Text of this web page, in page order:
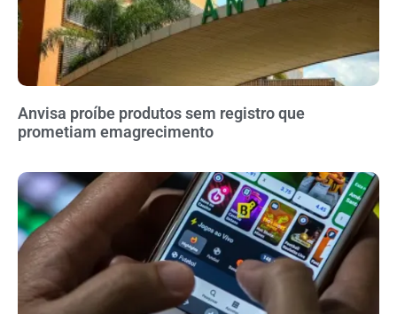
Anvisa proíbe produtos sem registro que
prometiam emagrecimento